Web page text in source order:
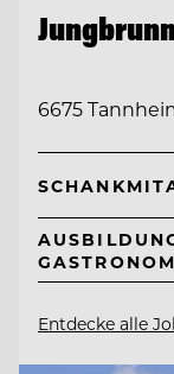
6675
Entdecke alle